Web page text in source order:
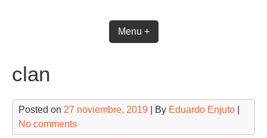
Menu +
clan
Posted on 27 noviembre, 2019 | By Eduardo Enjuto
No comments